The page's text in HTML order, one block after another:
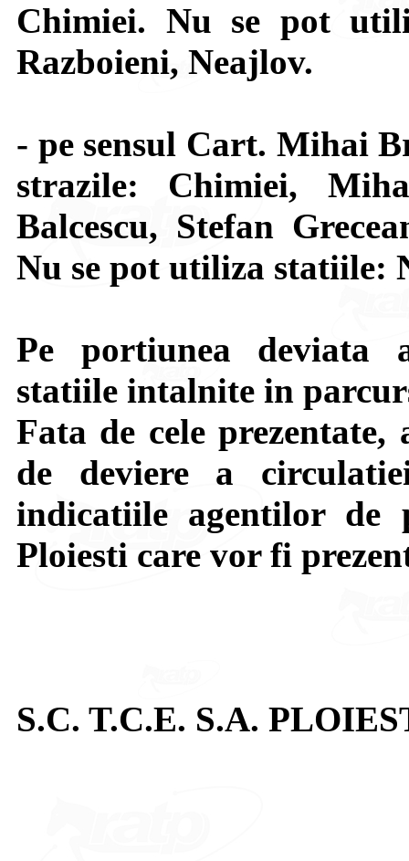
Chimiei. Nu se pot
Razboieni, Neajlov.
- pe sensul Cart. Mihai
strazile: Chimiei,
Balcescu, Stefan
Nu se pot utiliza statiile:
Pe portiunea deviata
statiile intalnite in
Fata de cele
de deviere a
indicatiile agentilor
Ploiesti care vor fi
S.C. T.C.E. S.A.